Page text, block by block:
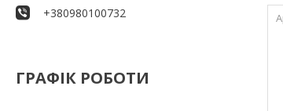
+380980100732
ГРАФІК РОБОТИ